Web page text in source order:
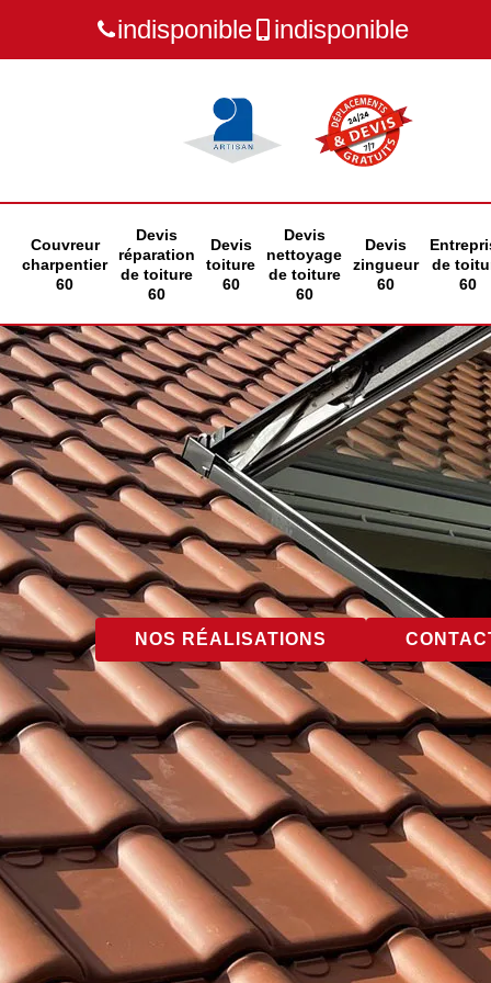
indisponible indisponible
Couvreur
charpentier
60
Devis
réparation
de toiture
60
Devis
toiture
60
Devis
nettoyage
de toiture
60
Devis
zingueur
60
de
60
NOS RÉALISATIONS